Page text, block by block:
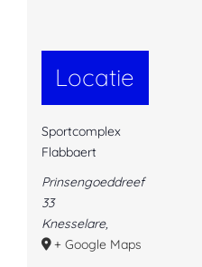
Locatie
Sportcomplex
Flabbaert
Prinsengoeddreef
33
Knesselare,
+ Google Maps